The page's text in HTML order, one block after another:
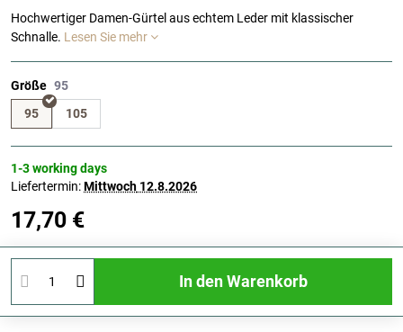
Hochwertiger Damen-Gürtel aus echtem Leder mit klassischer
Schnalle. Lesen Sie mehr
Größe
95
105
1-3 working days
Liefertermin:Mittwoch 12.8.2026
17,70 €
In den Warenkorb